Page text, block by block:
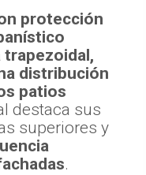
protección
trapezoidal,
distribución
patios
destaca sus
superiores y
.